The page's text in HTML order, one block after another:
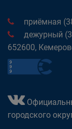
приёмная
дежурный
652600,
городского